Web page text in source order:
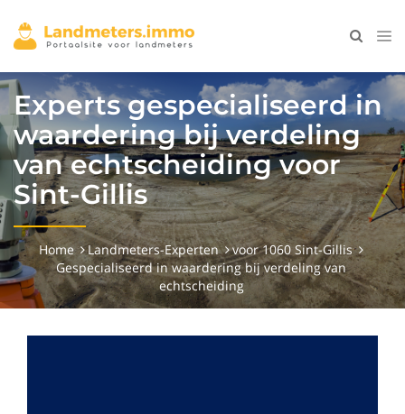
Experts gespecialiseerd in
waardering bij verdeling
van echtscheiding voor
Sint-Gillis
Home Landmeters-Experten
voor 1060 Sint-Gillis
Gespecialiseerd in waardering bij verdeling van
echtscheiding